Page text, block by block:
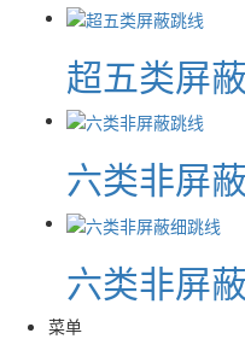
超五类屏
六类非屏
六类非屏
菜单